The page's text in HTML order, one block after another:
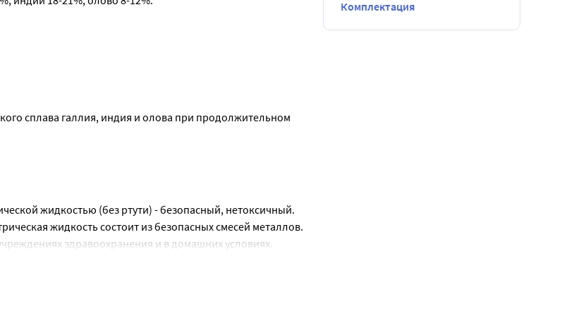
сплава галлия, индия и олова при продолжительном
жидкостью (без ртути) - безопасный, нетоксичный.
жидкость состоит из безопасных смесей металлов.
здравоохранения и в домашних условиях.
Комплектация